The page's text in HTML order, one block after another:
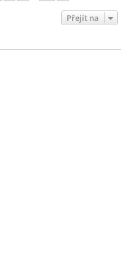
Přejít na